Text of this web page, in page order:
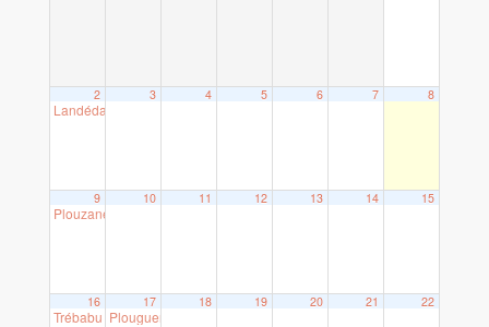
2
Landéda (29)
3 4 5 6 7 8
9
Plouzané (29)
10 11 12 13 14 15
16
Trébabu (29)18 h 00 min
17
Plouguerneau (29)
18 19 20 21 22